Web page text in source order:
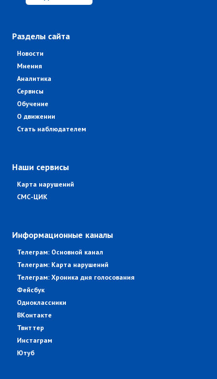
Разделы сайта
Новости
Мнения
Аналитика
Сервисы
Обучение
О движении
Стать наблюдателем
Наши сервисы
Карта нарушений
СМС-ЦИК
Информационные каналы
Телеграм: Основной канал
Телеграм: Карта нарушений
Телеграм: Хроника дня голосования
Фейсбук
Одноклассники
ВКонтакте
Твиттер
Инстаграм
Ютуб